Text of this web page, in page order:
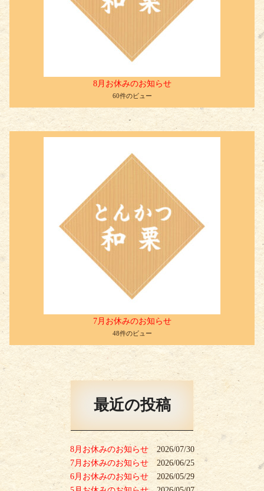
8月お休みのお知らせ
60件のビュー
7月お休みのお知らせ
48件のビュー
最近の投稿
8月お休みのお知らせ
2026/07/30
7月お休みのお知らせ
2026/06/25
6月お休みのお知らせ
2026/05/29